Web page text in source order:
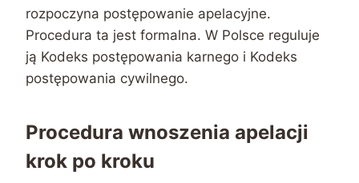
rozpoczyna postępowanie apelacyjne.
Procedura ta jest formalna. W Polsce reguluje
ją Kodeks postępowania karnego i Kodeks
postępowania cywilnego.
Procedura wnoszenia apelacji
krok po kroku